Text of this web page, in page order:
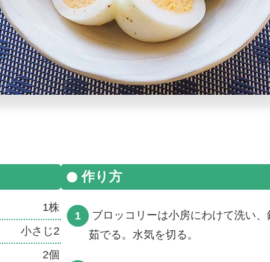
1株
小さじ2
2個
作り方
ブロッコリーは小房にわけて洗い
茹でる。水気を切る。